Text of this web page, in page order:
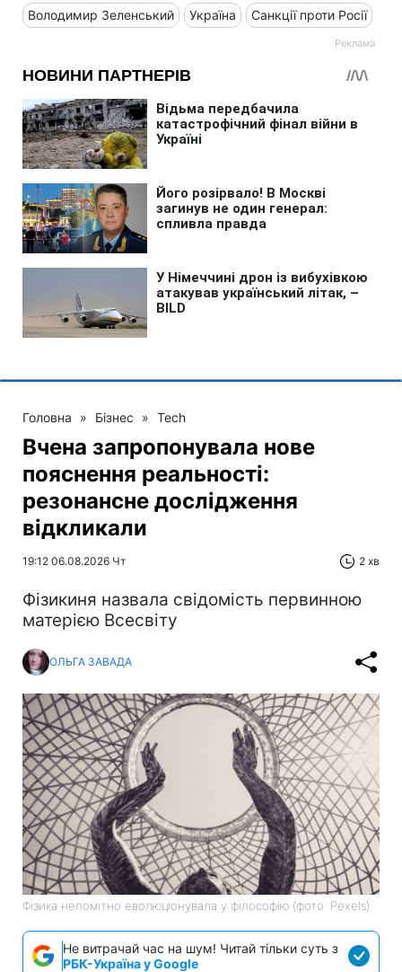
Володимир Зеленський Україна Санкції проти Росії
Головна » Бізнес » Tech
Вчена запропонувала нове
пояснення реальності:
резонансне дослідження
відкликали
19:12 06.08.2026 Чт 2 хв
Фізикиня назвала свідомість первинною
матерією Всесвіту
ОЛЬГА ЗАВАДА
Фізика непомітно еволюціонувала у філософію (фото: Pexels)
Не витрачай час на шум! Читай тільки суть з
РБК-Україна у Google